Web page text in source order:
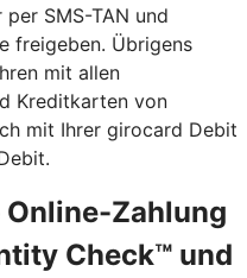
SMS-TAN und
freigeben. Übrigens
mit allen
Kreditkarten von
mit Ihrer girocard Debit
Online-Zahlung
Check™ und